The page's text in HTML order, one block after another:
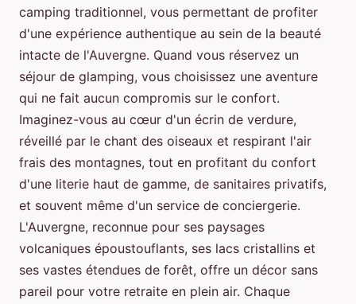
camping traditionnel, vous permettant de profiter
d'une expérience authentique au sein de la beauté
intacte de l'Auvergne. Quand vous réservez un
séjour de glamping, vous choisissez une aventure
qui ne fait aucun compromis sur le confort.
Imaginez-vous au cœur d'un écrin de verdure,
réveillé par le chant des oiseaux et respirant l'air
frais des montagnes, tout en profitant du confort
d'une literie haut de gamme, de sanitaires privatifs,
et souvent même d'un service de conciergerie.
L'Auvergne, reconnue pour ses paysages
volcaniques époustouflants, ses lacs cristallins et
ses vastes étendues de forêt, offre un décor sans
pareil pour votre retraite en plein air. Chaque